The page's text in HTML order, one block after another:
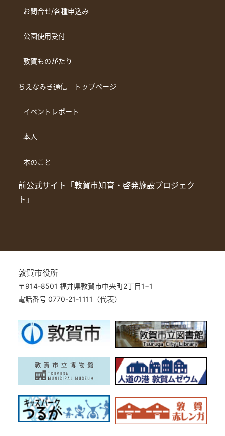
お問合せ/各種申込み
公園使用受付
敦賀ものがたり
ちえなみき通信 トップページ
イベントレポート
本人
本のこと
前公式サイト 「敦賀市知育・啓発施設プロジェク
ト」
敦賀市役所
〒914-8501 福井県敦賀市中央町2丁目1−1
電話番号 0770-21-1111（代表）